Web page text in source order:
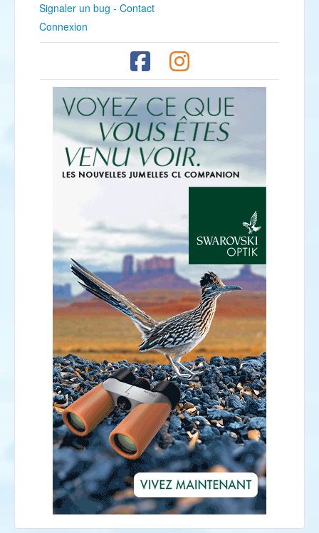
Signaler un bug - Contact
Connexion